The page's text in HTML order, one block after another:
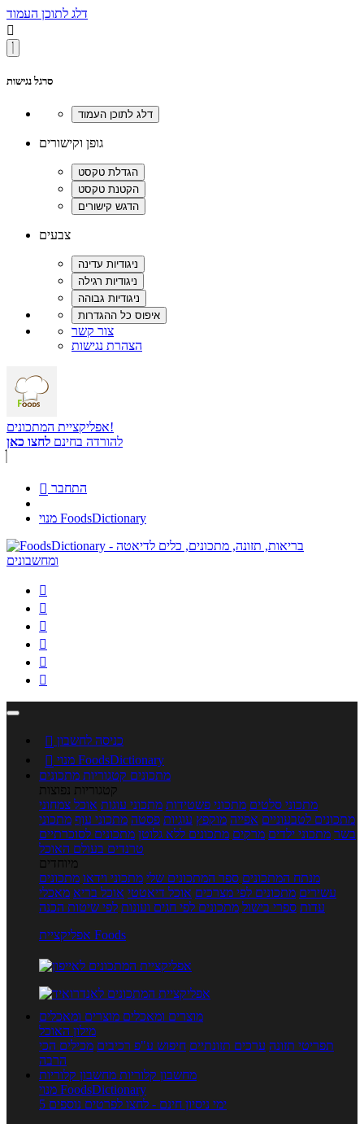
דלג לתוכן העמוד

סרגל נגישות
גופן וקישורים
צבעים
צור קשר
הצהרת נגישות
אפליקציית המתכונים!
להורדה בחינם לחצו כאן
 התחבר
מנוי FoodsDictionary






 כניסה לחשבון

מנוי FoodsDictionary
מתכונים קטגוריות מתכונים
קטגוריות נפוצות
מתכוני סלטים מתכוני פשטידות מתכוני עוגות אוכל צמחוני
מתכונים לטבעוניים אפייה מוקפץ עוגיות פסטה מתכוני עוף מתכוני
בשר מתכוני ילדים מרקים מתכונים ללא גלוטן מתכונים לסוכרתיים
טרנדים בעולם האוכל
מיוחדים
מנתח המתכונים ספר המתכונים שלי מתכוני וידאו מתכונים
עשירים מתכונים לפי מצרכים אוכל דיאטטי אוכל בריא מאכלי
עדות ספרי בישול מתכונים לפי חגים ועונות לפי שיטות הכנה
אפליקציית Foods
מוצרים ומאכלים מוצרים ומאכלים
מילון האוכל
תפריטי תזונה ערכים תזונתיים חיפוש ע"פ רכיבים מכילים הכי
הרבה
מחשבון קלוריות מחשבון קלוריות
מנוי FoodsDictionary
5 ימי ניסיון חינם - לחצו לפרטים נוספים